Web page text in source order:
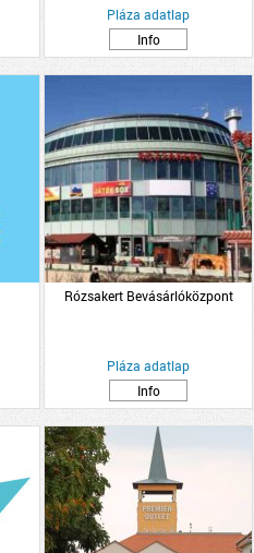
Pláza adatlap
Info
Rózsakert Bevásárlóközpont
Pláza adatlap
Info